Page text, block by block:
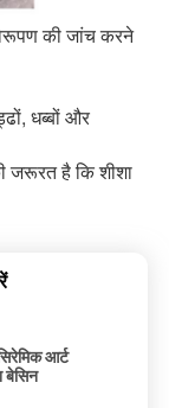
की जांच करने
धब्बों और
जरूरत है कि शीशा
आर्ट
बेसिन